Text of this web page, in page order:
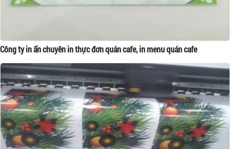
Công ty in ấn chuyên in thực đơn quán cafe, in menu quán cafe